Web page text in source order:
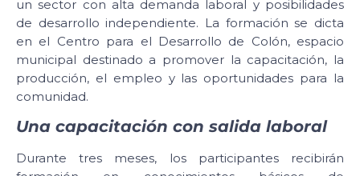
un sector con alta demanda laboral y posibilidades
de desarrollo independiente. La formación se dicta
en el Centro para el Desarrollo de Colón, espacio
municipal destinado a promover la capacitación, la
producción, el empleo y las oportunidades para la
comunidad.
Una capacitación con salida laboral
Durante tres meses, los participantes recibirán